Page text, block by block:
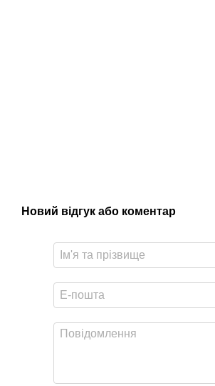
Новий відгук або коментар